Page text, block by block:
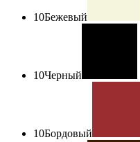
10Бежевый
10Черный
10Бордовый